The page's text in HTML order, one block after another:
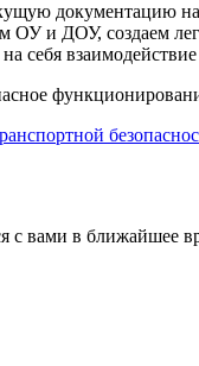
документацию
ОУ и ДОУ, создаем
себя
с вами в ближайшее